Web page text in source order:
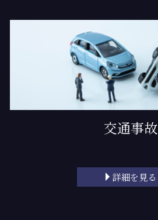
交通事故
詳細を見る